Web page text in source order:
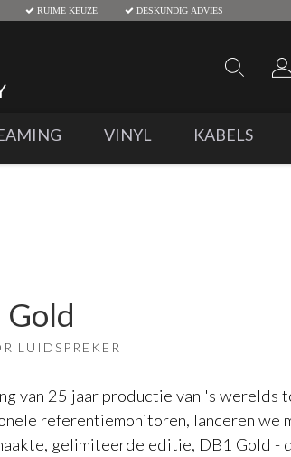
RUIME KEUZE DESKUNDIG ADVIES
VINYL KABELS
Gold
LUIDSPREKER
van 25 jaar productie van 's werelds
referentiemonitoren, lanceren we
gelimiteerde editie, DB1 Gold -